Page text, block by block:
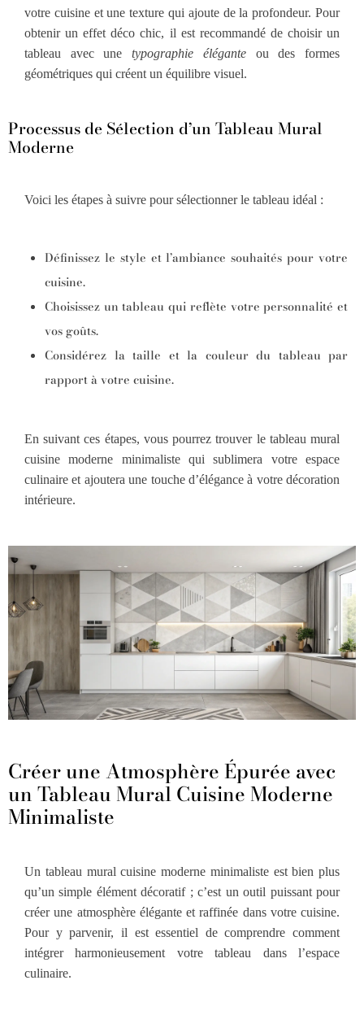
votre cuisine et une texture qui ajoute de la profondeur. Pour
obtenir un effet déco chic, il est recommandé de choisir un
tableau avec unetypographie éléganteou des formes
géométriques qui créent un équilibre visuel.
Processus de Sélection d’un Tableau Mural
Moderne
Voici les étapes à suivre pour sélectionner le tableau idéal :
Définissez le style et l’ambiance souhaités pour votre
cuisine.
Choisissez un tableau qui reflète votre personnalité et
vos goûts.
Considérez la taille et la couleur du tableau par
rapport à votre cuisine.
En suivant ces étapes, vous pourrez trouver le tableau mural
cuisine moderne minimaliste qui sublimera votre espace
culinaire et ajoutera une touche d’élégance à votre décoration
intérieure.
Créer une Atmosphère Épurée avec
un Tableau Mural Cuisine Moderne
Minimaliste
Un tableau mural cuisine moderne minimaliste est bien plus
qu’un simple élément décoratif ; c’est un outil puissant pour
créer une atmosphère élégante et raffinée dans votre cuisine.
Pour y parvenir, il est essentiel de comprendre comment
intégrer harmonieusement votre tableau dans l’espace
culinaire.